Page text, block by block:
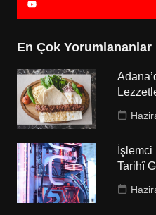
En Çok Yorumlananlar
Tarihî